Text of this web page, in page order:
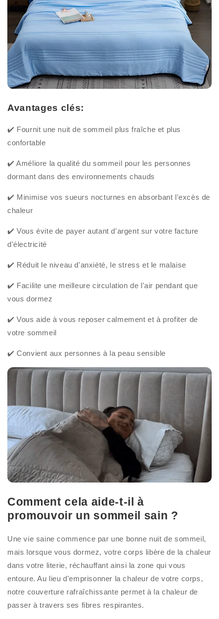
Avantages clés:
✔️ Fournit une nuit de sommeil plus fraîche et plus
confortable
✔️ Améliore la qualité du sommeil pour les personnes
dormant dans des environnements chauds
✔️ Minimise vos sueurs nocturnes en absorbant l'excès de
chaleur
✔️ Vous évite de payer autant d'argent sur votre facture
d'électricité
✔️ Réduit le niveau d'anxiété, le stress et le malaise
✔️ Facilite une meilleure circulation de l'air pendant que
vous dormez
✔️ Vous aide à vous reposer calmement et à profiter de
votre sommeil
✔️ Convient aux personnes à la peau sensible
Comment cela aide-t-il à
promouvoir un sommeil sain ?
Une vie saine commence par une bonne nuit de sommeil,
mais lorsque vous dormez, votre corps libère de la chaleur
dans votre literie, réchauffant ainsi la zone qui vous
entoure. Au lieu d'emprisonner la chaleur de votre corps,
notre couverture rafraîchissante permet à la chaleur de
passer à travers ses fibres respirantes.